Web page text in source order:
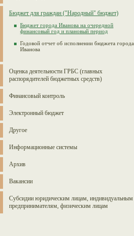
Бюджет для граждан ("Народный" бюджет)
Бюджет города Иванова на очередной
финансовый год и плановый период
Годовой отчет об исполнении бюджета города
Иванова
Оценка деятельности ГРБС (главных
распорядителей бюджетных средств)
Финансовый контроль
Электронный бюджет
Другое
Информационные системы
Архив
Вакансии
Субсидии юридическим лицам, индивидуальным
предпринимателям, физическим лицам